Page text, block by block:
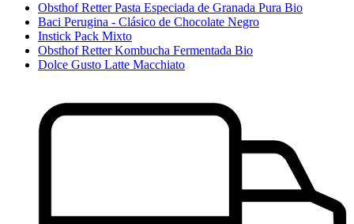
Obsthof Retter Pasta Especiada de Granada Pura Bio
Baci Perugina - Clásico de Chocolate Negro
Instick Pack Mixto
Obsthof Retter Kombucha Fermentada Bio
Dolce Gusto Latte Macchiato